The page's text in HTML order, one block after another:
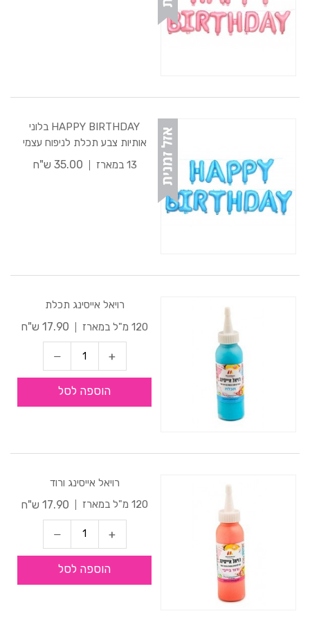
HAPPY BIRTHDAY בלוני
אותיות צבע תכלת לניפוח עצמי
13 במארז
35.00 ש"ח
רויאל אייסינג תכלת
120 מ"ל במארז
17.90 ש"ח
הוספה לסל
רויאל אייסינג ורוד
120 מ"ל במארז
17.90 ש"ח
הוספה לסל